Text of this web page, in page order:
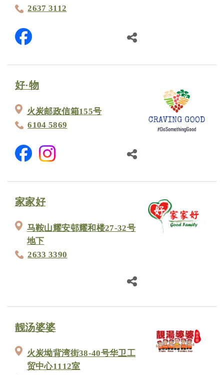
2637 3112
好·物
火炭邮政信箱155号
6104 5869
家家好
马鞍山耀安邨耀和楼27-32号
地下
2633 3390
靓汤婆婆
火炭坳背湾街38-40号华卫工
贸中心1112室